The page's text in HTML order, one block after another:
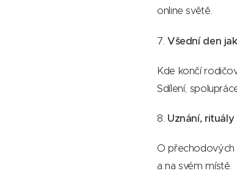
online světě.
7. Všední den
Kde končí
Sdílení,
8. Uznání,
O přechodových
a na svém místě.